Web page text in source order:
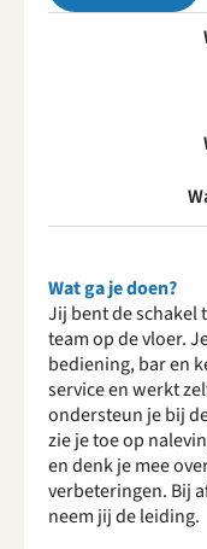
Wat ga je doen?
Jij bent de schakel
team op de vloer.
bediening, bar en
service en werkt
ondersteun je bij
zie je toe op
en denk je mee
verbeteringen. Bij
neem jij de leiding.